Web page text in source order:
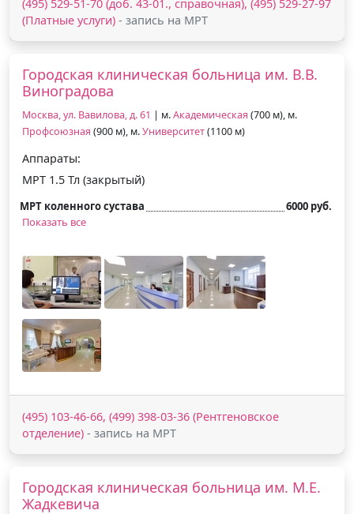
(495) 529-51-70 (доб. 43-01., справочная), (495) 529-27-97
(Платные услуги) - запись на МРТ
Городская клиническая больница им. В.В.
Виноградова
Москва, ул. Вавилова, д. 61 | м.Академическая (700 м), м.
Профсоюзная (900 м), м.Университет(1100 м)
Аппараты:
МРТ 1.5 Тл (закрытый)
МРТ коленного сустава
6000 руб.
Показать все
(495) 103-46-66, (499) 398-03-36 (Рентгеновское
отделение) - запись на МРТ
Городская клиническая больница им. М.Е.
Жадкевича